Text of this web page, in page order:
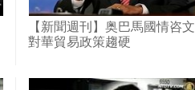
【新聞週刊】奥巴馬國情咨文
對華貿易政策趨硬